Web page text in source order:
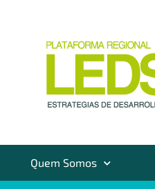
Quem Somos